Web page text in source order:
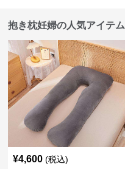
抱き枕妊婦の人気アイテム
¥4,600 (税込)